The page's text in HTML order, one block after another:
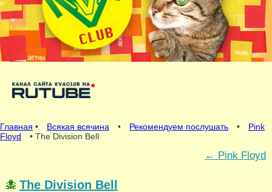
Главная • Всякая всячина • Рекомендуем послушать •
Pink
Floyd
• The Division Bell
← Pink Floyd
The Division Bell